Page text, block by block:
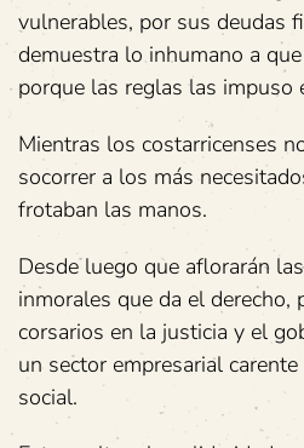
vulnerables, por sus deudas
demuestra lo inhumano a
porque las reglas las impuso
Mientras los costarricenses
socorrer a los más
frotaban las manos.
Desde luego que aflorarán
inmorales que da el derecho,
corsarios en la justicia y el
un sector empresarial
social.